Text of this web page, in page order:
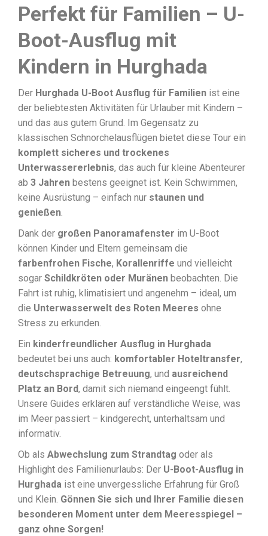
Perfekt für Familien – U-
Boot-Ausflug mit
Kindern in Hurghada
Der Hurghada U-Boot Ausflug für Familien ist eine
der beliebtesten Aktivitäten für Urlauber mit Kindern –
und das aus gutem Grund. Im Gegensatz zu
klassischen Schnorchelausflügen bietet diese Tour ein
komplett sicheres und trockenes
Unterwassererlebnis, das auch für kleine Abenteurer
ab 3 Jahren bestens geeignet ist. Kein Schwimmen,
keine Ausrüstung – einfach nur staunen und
genießen.
Dank der großen Panoramafenster im U-Boot
können Kinder und Eltern gemeinsam die
farbenfrohen Fische, Korallenriffe und vielleicht
sogar Schildkröten oder Muränen beobachten. Die
Fahrt ist ruhig, klimatisiert und angenehm – ideal, um
die Unterwasserwelt des Roten Meeres ohne
Stress zu erkunden.
Ein kinderfreundlicher Ausflug in Hurghada
bedeutet bei uns auch: komfortabler Hoteltransfer,
deutschsprachige Betreuung, und ausreichend
Platz an Bord, damit sich niemand eingeengt fühlt.
Unsere Guides erklären auf verständliche Weise, was
im Meer passiert – kindgerecht, unterhaltsam und
informativ.
Ob als Abwechslung zum Strandtag oder als
Highlight des Familienurlaubs: Der U-Boot-Ausflug in
Hurghada ist eine unvergessliche Erfahrung für Groß
und Klein. Gönnen Sie sich und Ihrer Familie diesen
besonderen Moment unter dem Meeresspiegel –
ganz ohne Sorgen!